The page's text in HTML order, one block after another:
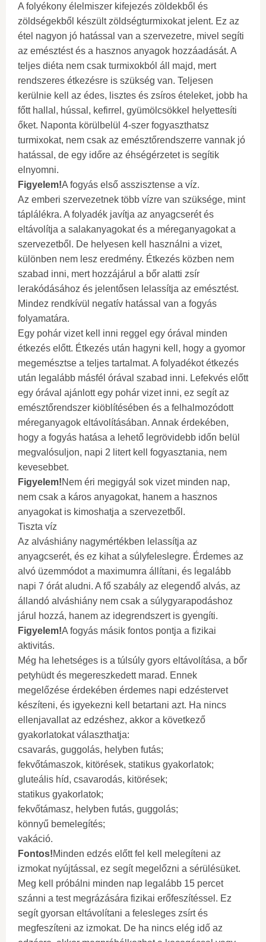
A folyékony élelmiszer kifejezés zöldekből és
zöldségekből készült zöldségturmixokat jelent. Ez az
étel nagyon jó hatással van a szervezetre, mivel segíti
az emésztést és a hasznos anyagok hozzáadását. A
teljes diéta nem csak turmixokból áll majd, mert
rendszeres étkezésre is szükség van. Teljesen
kerülnie kell az édes, lisztes és zsíros ételeket, jobb ha
főtt hallal, hússal, kefirrel, gyümölcsökkel helyettesíti
őket. Naponta körülbelül 4-szer fogyaszthatsz
turmixokat, nem csak az emésztőrendszerre vannak jó
hatással, de egy időre az éhségérzetet is segítik
elnyomni.
Figyelem!A fogyás első asszisztense a víz.
Az emberi szervezetnek több vízre van szüksége, mint
táplálékra. A folyadék javítja az anyagcserét és
eltávolítja a salakanyagokat és a méreganyagokat a
szervezetből. De helyesen kell használni a vizet,
különben nem lesz eredmény. Étkezés közben nem
szabad inni, mert hozzájárul a bőr alatti zsír
lerakódásához és jelentősen lelassítja az emésztést.
Mindez rendkívül negatív hatással van a fogyás
folyamatára.
Egy pohár vizet kell inni reggel egy órával minden
étkezés előtt. Étkezés után hagyni kell, hogy a gyomor
megemésztse a teljes tartalmat. A folyadékot étkezés
után legalább másfél órával szabad inni. Lefekvés előtt
egy órával ajánlott egy pohár vizet inni, ez segít az
emésztőrendszer kiöblítésében és a felhalmozódott
méreganyagok eltávolításában. Annak érdekében,
hogy a fogyás hatása a lehető legrövidebb időn belül
megvalósuljon, napi 2 litert kell fogyasztania, nem
kevesebbet.
Figyelem!Nem éri megigyál sok vizet minden nap,
nem csak a káros anyagokat, hanem a hasznos
anyagokat is kimoshatja a szervezetből.
Tiszta víz
Az alváshiány nagymértékben lelassítja az
anyagcserét, és ez kihat a súlyfeleslegre. Érdemes az
alvó üzemmódot a maximumra állítani, és legalább
napi 7 órát aludni. A fő szabály az elegendő alvás, az
állandó alváshiány nem csak a súlygyarapodáshoz
járul hozzá, hanem az idegrendszert is gyengíti.
Figyelem!A fogyás másik fontos pontja a fizikai
aktivitás.
Még ha lehetséges is a túlsúly gyors eltávolítása, a bőr
petyhüdt és megereszkedett marad. Ennek
megelőzése érdekében érdemes napi edzéstervet
készíteni, és igyekezni kell betartani azt. Ha nincs
ellenjavallat az edzéshez, akkor a következő
gyakorlatokat választhatja:
csavarás, guggolás, helyben futás;
fekvőtámaszok, kitörések, statikus gyakorlatok;
gluteális híd, csavarodás, kitörések;
statikus gyakorlatok;
fekvőtámasz, helyben futás, guggolás;
könnyű bemelegítés;
vakáció.
Fontos!Minden edzés előtt fel kell melegíteni az
izmokat nyújtással, ez segít megelőzni a sérülésüket.
Meg kell próbálni minden nap legalább 15 percet
szánni a test megrázására fizikai erőfeszítéssel. Ez
segít gyorsan eltávolítani a felesleges zsírt és
megfeszíteni az izmokat. De ha nincs elég idő az